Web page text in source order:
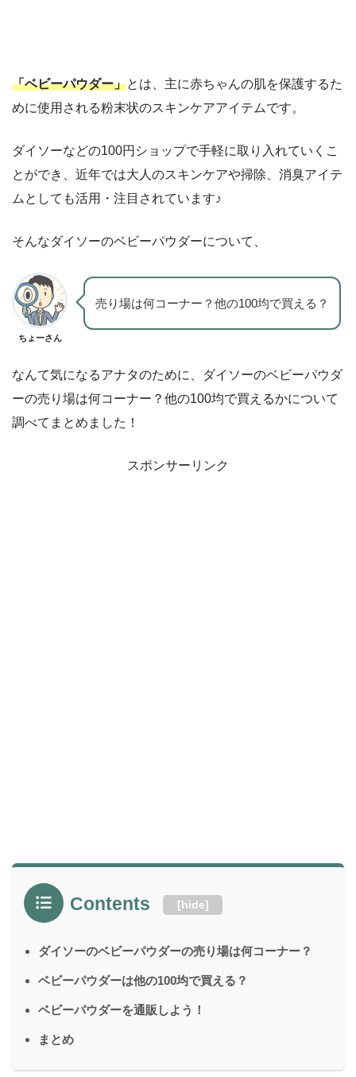
「ベビーパウダー」とは、主に赤ちゃんの肌を保護するた
めに使用される粉末状のスキンケアアイテムです。
ダイソーなどの100円ショップで手軽に取り入れていくこ
とができ、近年では大人のスキンケアや掃除、消臭アイテ
ムとしても活用・注目されています♪
そんなダイソーのベビーパウダーについて、
ちょーさん
売り場は何コーナー？他の100均で買える？
なんて気になるアナタのために、ダイソーのベビーパウダ
ーの売り場は何コーナー？他の100均で買えるかについて
調べてまとめました！
スポンサーリンク
Contents [hide]
ダイソーのベビーパウダーの売り場は何コーナー？
ベビーパウダーは他の100均で買える？
ベビーパウダーを通販しよう！
まとめ